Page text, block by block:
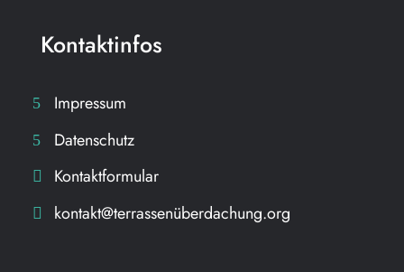
Kontaktinfos
Impressum
Datenschutz
Kontaktformular
kontakt@terrassenüberdachung.org